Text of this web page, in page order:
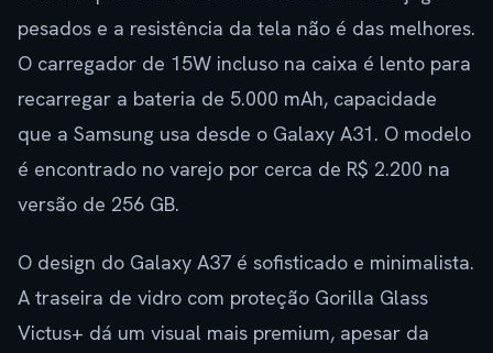
pesados e a resistência da tela não é das melhores.
O carregador de 15W incluso na caixa é lento para
recarregar a bateria de 5.000 mAh, capacidade
que a Samsung usa desde o Galaxy A31. O modelo
é encontrado no varejo por cerca de R$ 2.200 na
versão de 256 GB.
O design do Galaxy A37 é sofisticado e minimalista.
A traseira de vidro com proteção Gorilla Glass
Victus+ dá um visual mais premium, apesar da